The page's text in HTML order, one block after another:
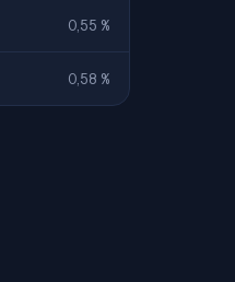
0,55 %
0,58 %